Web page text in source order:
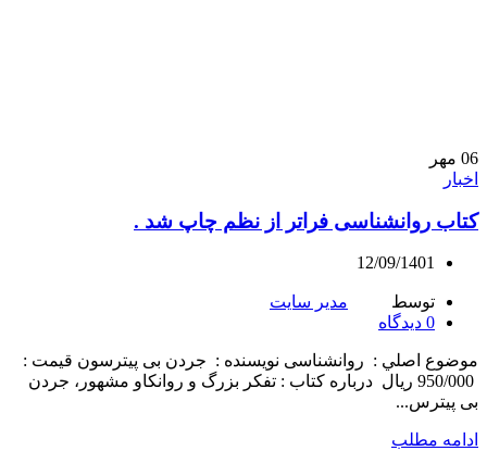
06 مهر
اخبار
كتاب روانشناسی فراتر از نظم چاپ شد .
12/09/1401
توسط
مدیر سایت
0 دیدگاه
موضوع اصلي : روانشناسی نويسنده : جردن بی پیترسون قيمت :
950/000 ریال درباره کتاب : تفکر بزرگ و روانکاو مشهور، جردن
بی پیترس...
ادامه مطلب